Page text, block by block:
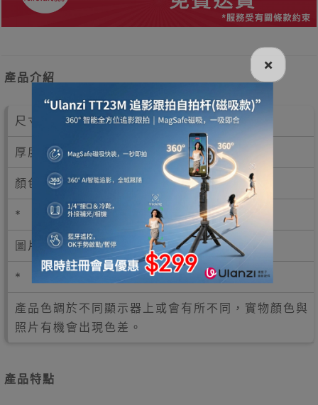
產品介紹
尺寸：約120cm長x2.5cm闊
厚度：6cm
顏色：橙色
*
圖片只供參考，一切以實物為準。
*
產品色調於不同顯示器上或會有所不同，實物顏色與
照片有機會出現色差。
產品特點
×